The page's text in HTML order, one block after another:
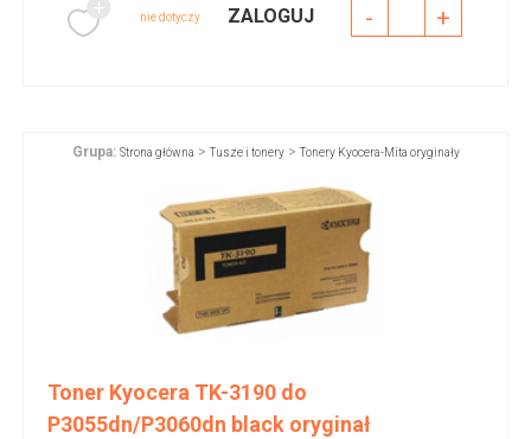
nie dotyczy ZALOGUJ - +
Grupa: Strona główna >Tusze i tonery>Tonery Kyocera-Mita oryginały
Toner Kyocera TK-3190 do
P3055dn/P3060dn black oryginał